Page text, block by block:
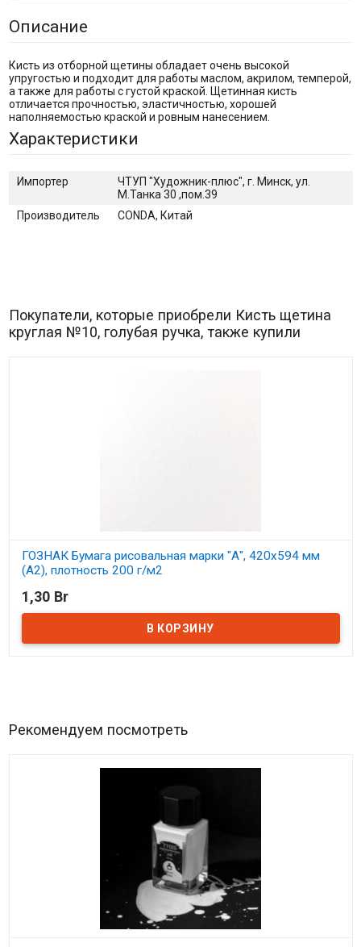
Описание
Кисть из отборной щетины обладает очень высокой
упругостью и подходит для работы маслом, акрилом, темперой,
а также для работы с густой краской. Щетинная кисть
отличается прочностью, эластичностью, хорошей
наполняемостью краской и ровным нанесением.
Характеристики
Импортер
ЧТУП "Художник-плюс", г. Минск, ул.
М.Танка 30 ,пом.39
Производитель
CONDA, Китай
Покупатели, которые приобрели Кисть щетина
круглая №10, голубая ручка, также купили
ГОЗНАК Бумага рисовальная марки "А", 420х594 мм
(А2), плотность 200 г/м2
В наличии
1,30 Br
Рекомендуем посмотреть